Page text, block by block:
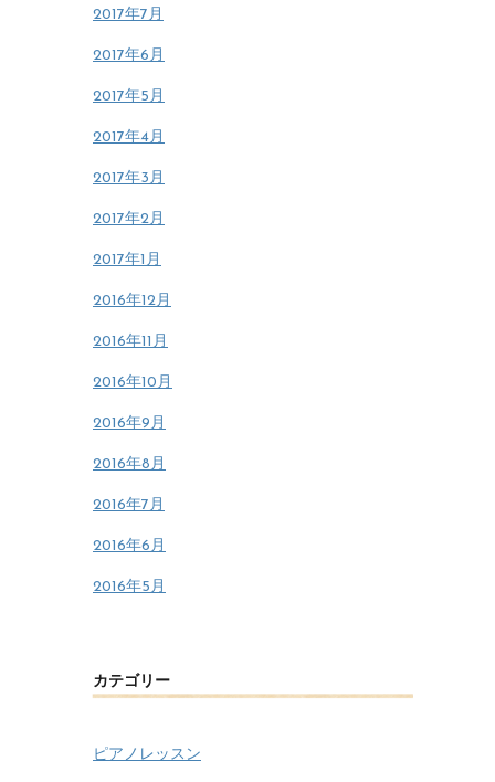
2017年7月
2017年6月
2017年5月
2017年4月
2017年3月
2017年2月
2017年1月
2016年12月
2016年11月
2016年10月
2016年9月
2016年8月
2016年7月
2016年6月
2016年5月
カテゴリー
ピアノレッスン